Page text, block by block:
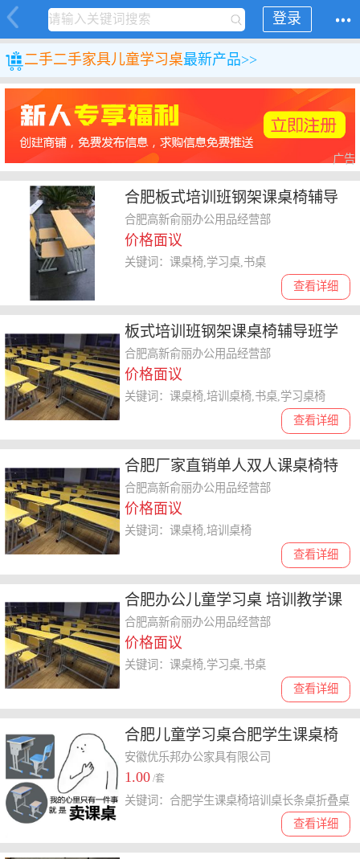
登录
二手二手家具儿童学习桌最新产品>>
广告
合肥板式培训班钢架课桌椅辅导
班学校书桌厂家直销
合肥高新俞丽办公用品经营部
价格面议
查看详细
关键词：课桌椅,学习桌,书桌
板式培训班钢架课桌椅辅导班学
校书桌合肥厂家直销
合肥高新俞丽办公用品经营部
价格面议
查看详细
关键词：课桌椅,培训桌椅,书桌,学习桌椅
合肥厂家直销单人双人课桌椅特
价学生书桌培训班课桌椅
合肥高新俞丽办公用品经营部
价格面议
查看详细
关键词：课桌椅,培训桌椅
合肥办公儿童学习桌 培训教学课
桌椅 书桌出售
合肥高新俞丽办公用品经营部
价格面议
查看详细
关键词：课桌椅,学习桌,书桌
合肥儿童学习桌合肥学生课桌椅
批发合肥辅导班培训桌厂家直销
安徽优乐邦办公家具有限公司
1.00 /套
查看详细
关键词：合肥学生课桌椅培训桌长条桌折叠桌